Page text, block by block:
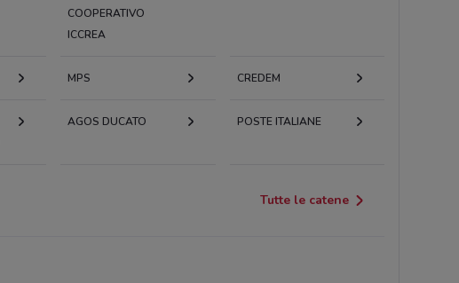
COOPERATIVO
ICCREA
MPS CREDEM
AGOS DUCATO POSTE ITALIANE
Tutte le catene